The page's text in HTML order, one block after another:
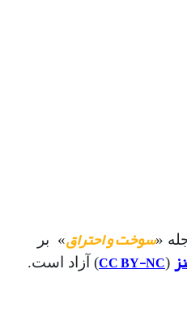
«سوخت و احتراق» بر
(
CC BY-NC) آزاد است.